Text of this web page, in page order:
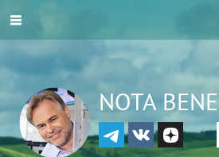
NOTA BENE